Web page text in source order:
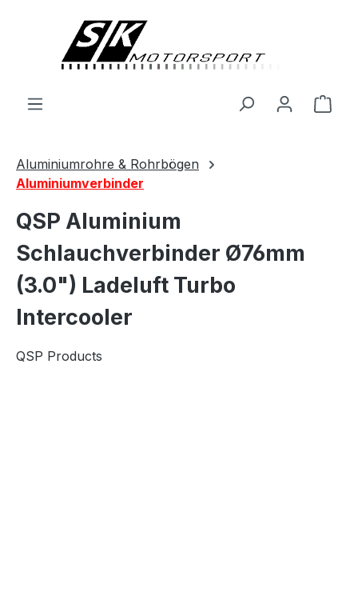
Aluminiumrohre & Rohrbögen
Aluminiumverbinder
QSP Aluminium
Schlauchverbinder Ø76mm
(3.0") Ladeluft Turbo
Intercooler
QSP Products